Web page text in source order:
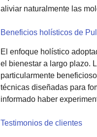
aliviar naturalmente las
Beneficios holísticos de
El enfoque holístico
el bienestar a largo plazo.
particularmente
técnicas diseñadas para
informado haber
Testimonios de clientes